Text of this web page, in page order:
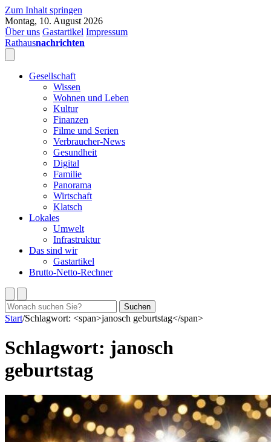
Zum Inhalt springen
Montag, 10. August 2026
Über uns Gastartikel Impressum
Rathausnachrichten
Gesellschaft
Wissen
Wohnen und Leben
Kultur
Finanzen
Filme und Serien
Verbraucher-News
Gesundheit
Digital
Familie
Panorama
Wirtschaft
Klatsch
Lokales
Umwelt
Infrastruktur
Das sind wir
Gastartikel
Brutto-Netto-Rechner
Suchen
nach:
Suchen
Start/Schlagwort: <span>janosch geburtstag</span>
Schlagwort: janosch
geburtstag